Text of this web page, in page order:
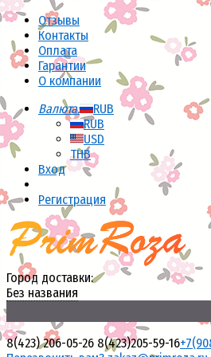
Отзывы
Контакты
Оплата
Гарантии
О компании
Валюта:
RUB
RUB
USD
THB
Вход
Регистрация
Город доставки:
Без названия
8(423) 206-05-26 8(423)205-59-16